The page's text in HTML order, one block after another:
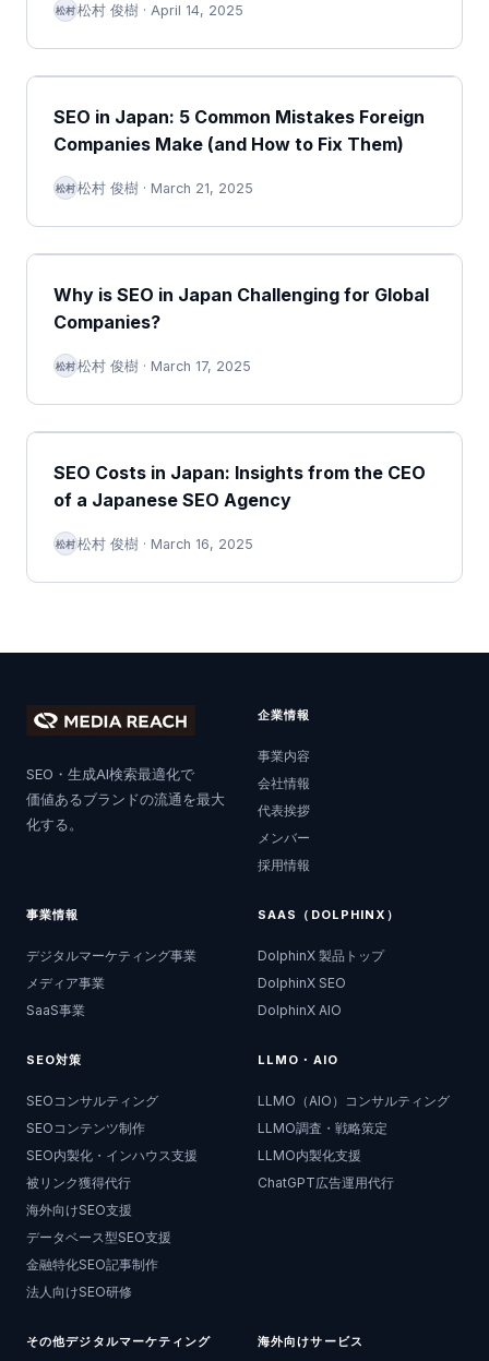
松村松村 俊樹 · April 14, 2025
SEO in Japan: 5 Common Mistakes Foreign
Companies Make (and How to Fix Them)
松村松村 俊樹 · March 21, 2025
Why is SEO in Japan Challenging for Global
Companies?
松村松村 俊樹 · March 17, 2025
SEO Costs in Japan: Insights from the CEO
of a Japanese SEO Agency
松村松村 俊樹 · March 16, 2025
SEO・生成AI検索最適化で
価値あるブランドの流通を最大
化する。
企業情報
事業内容
会社情報
代表挨拶
メンバー
採用情報
事業情報
デジタルマーケティング事業
メディア事業
SaaS事業
SAAS（DOLPHINX）
DolphinX 製品トップ
DolphinX SEO
DolphinX AIO
SEO対策
SEOコンサルティング
SEOコンテンツ制作
SEO内製化・インハウス支援
被リンク獲得代行
海外向けSEO支援
データベース型SEO支援
金融特化SEO記事制作
法人向けSEO研修
LLMO・AIO
LLMO（AIO）コンサルティング
LLMO調査・戦略策定
LLMO内製化支援
ChatGPT広告運用代行
その他デジタルマーケティング 海外向けサービス